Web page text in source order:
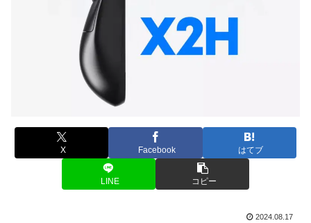
X Facebook はてブ
LINE コピー
2024.08.17